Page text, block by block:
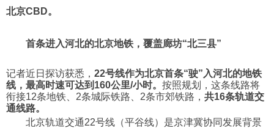
北京CBD。
首条进入河北的北京地铁，覆盖廊坊“北三县”
记者近日探访获悉， 22号线作为北京首条“驶”入河北的地铁
线，最高时速可达到160公里/小时。 按照规划，这条线路将
衔接12条地铁、2条城际铁路、2条市郊铁路， 共16条轨道交
通线路。
北京轨道交通22号线（平谷线）是京津冀协同发展背景